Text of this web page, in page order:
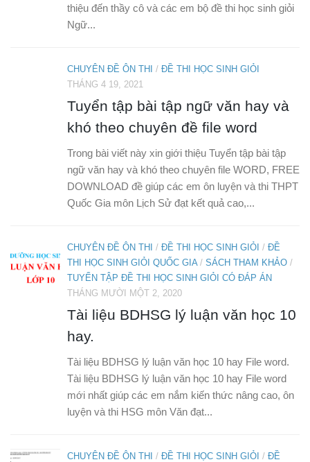
thiệu đến thầy cô và các em bộ đề thi học sinh giỏi
Ngữ...
CHUYÊN ĐỀ ÔN THI / ĐỀ THI HỌC SINH GIỎI
THÁNG 4 19, 2021
Tuyển tập bài tập ngữ văn hay và
khó theo chuyên đề file word
Trong bài viết này xin giới thiệu Tuyển tập bài tập
ngữ văn hay và khó theo chuyên file WORD, FREE
DOWNLOAD đề giúp các em ôn luyện và thi THPT
Quốc Gia môn Lịch Sử đạt kết quả cao,...
CHUYÊN ĐỀ ÔN THI / ĐỀ THI HỌC SINH GIỎI / ĐỀ
THI HỌC SINH GIỎI QUỐC GIA / SÁCH THAM KHẢO /
TUYỂN TẬP ĐỀ THI HỌC SINH GIỎI CÓ ĐÁP ÁN
THÁNG MƯỜI MỘT 2, 2020
Tài liệu BDHSG lý luận văn học 10
hay.
Tài liệu BDHSG lý luận văn học 10 hay File word.
Tài liệu BDHSG lý luận văn học 10 hay File word
mới nhất giúp các em nắm kiến thức nâng cao, ôn
luyện và thi HSG môn Văn đạt...
CHUYÊN ĐỀ ÔN THI / ĐỀ THI HỌC SINH GIỎI / ĐỀ